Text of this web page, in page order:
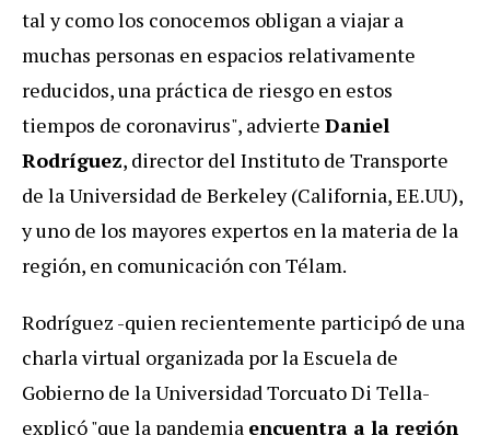
tal y como los conocemos obligan a viajar a
muchas personas en espacios relativamente
reducidos, una práctica de riesgo en estos
tiempos de coronavirus", advierte Daniel
Rodríguez, director del Instituto de Transporte
de la Universidad de Berkeley (California, EE.UU),
y uno de los mayores expertos en la materia de la
región, en comunicación con Télam.
Rodríguez -quien recientemente participó de una
charla virtual organizada por la Escuela de
Gobierno de la Universidad Torcuato Di Tella-
explicó "que la pandemia encuentra a la región